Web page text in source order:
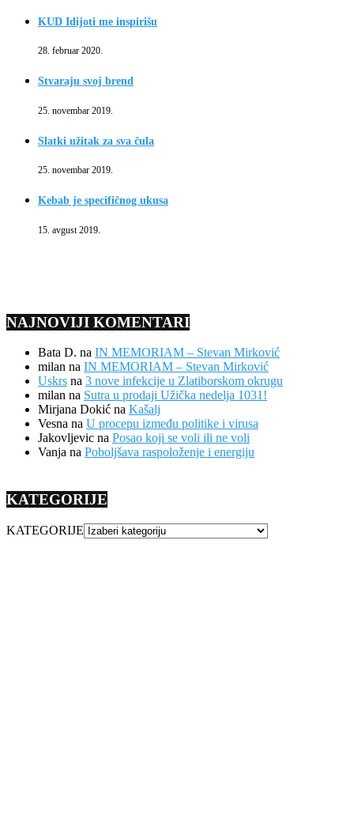
KUD Idijoti me inspirišu
28. februar 2020.
Stvaraju svoj brend
25. novembar 2019.
Slatki užitak za sva čula
25. novembar 2019.
Kebab je specifičnog ukusa
15. avgust 2019.
NAJNOVIJI KOMENTARI
Bata D. na IN MEMORIAM – Stevan Mirković
milan na IN MEMORIAM – Stevan Mirković
Uskrs na 3 nove infekcije u Zlatiborskom okrugu
milan na Sutra u prodaji Užička nedelja 1031!
Mirjana Dokić na Kašalj
Vesna na U procepu između politike i virusa
Jakovljevic na Posao koji se voli ili ne voli
Vanja na Poboljšava raspoloženje i energiju
KATEGORIJE
KATEGORIJE